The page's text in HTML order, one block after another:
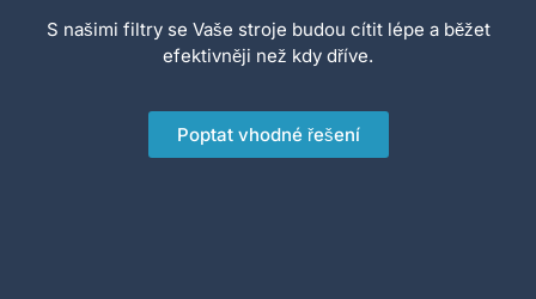
S našimi filtry se Vaše stroje budou cítit lépe a běžet
efektivněji než kdy dříve.
Poptat vhodné řešení